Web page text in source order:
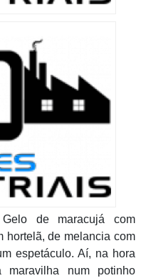
de maracujá com
hortelã, de melancia com
espetáculo. Aí, na hora
num potinho